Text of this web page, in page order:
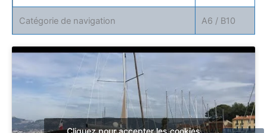
Catégorie de navigation A6 / B10